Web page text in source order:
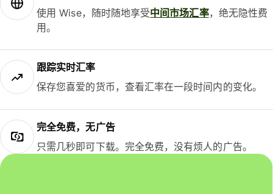
使用 Wise，随时随地享受中间市场汇率，绝无隐性费
用。
跟踪实时汇率
保存您喜爱的货币，查看汇率在一段时间内的变化。
完全免费，无广告
只需几秒即可下载。完全免费，没有烦人的广告。